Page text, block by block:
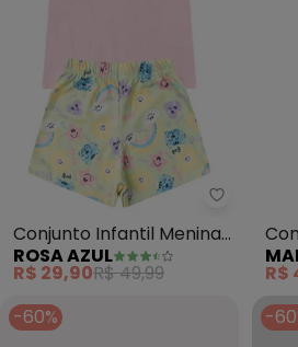
Rosa
Conjunto Infantil Menina
Love Verão Iaia (Rosa)
ROSA AZUL
R$ 29,90R$ 49,99 R$
-60%
-